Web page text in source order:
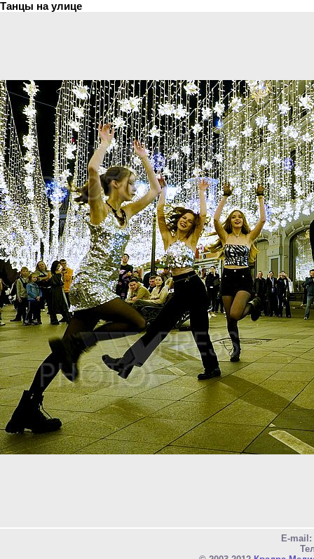
Танцы на улице
E-mail: